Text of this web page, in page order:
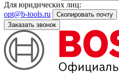
Для юридических лиц:
opt@b-tools.ru
Скопировать почту
Заказать звонок